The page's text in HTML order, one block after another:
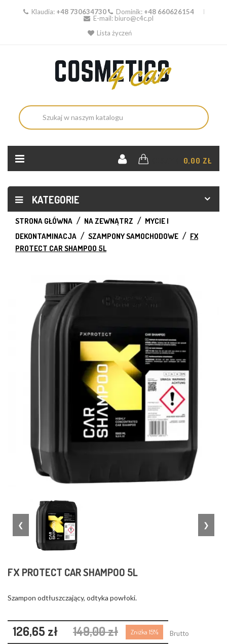
Klaudia: +48 730634730 Dominik: +48 660626154
E-mail: biuro@c4c.pl
Lista życzeń
0,00 ZŁ
KATEGORIE
STRONA GŁÓWNA NA ZEWNĄTRZ
MYCIE I
DEKONTAMINACJA
SZAMPONY SAMOCHODOWE
FX
PROTECT CAR SHAMPOO 5L
❮ ❯
FX PROTECT CAR SHAMPOO 5L
Szampon odtłuszczający, odtyka powłoki.
126,65 zł 149,00 zł Zniżka 15% Brutto